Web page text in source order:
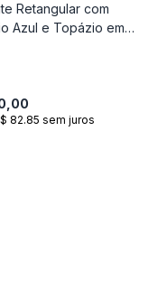
Retangular com
Azul e Topázio em
82.85 sem juros